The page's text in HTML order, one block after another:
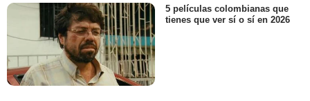
5 películas colombianas que
tienes que ver sí o sí en 2026